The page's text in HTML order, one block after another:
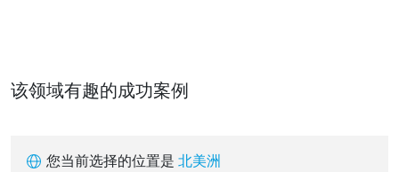
该领域有趣的成功案例
您当前选择的位置是 北美洲